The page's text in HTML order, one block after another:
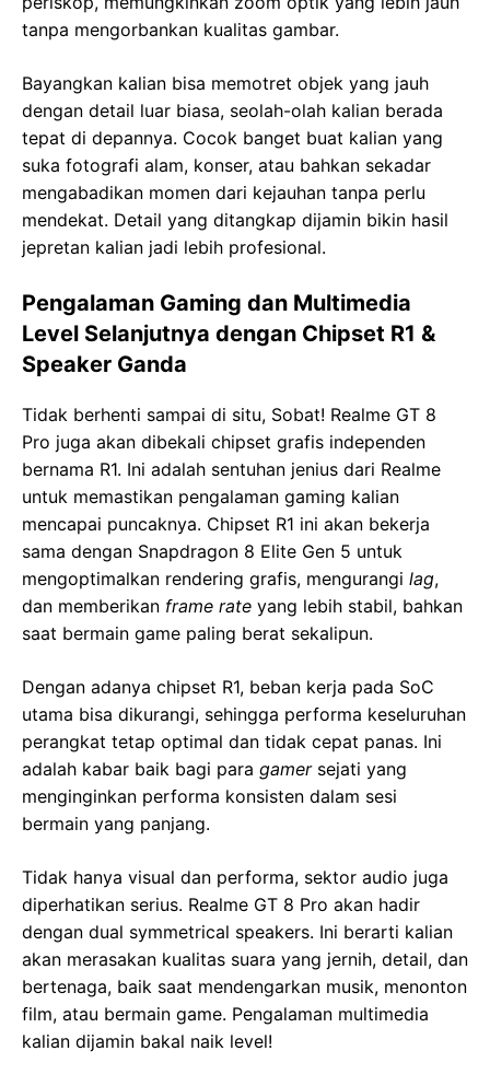
tanpa mengorbankan kualitas gambar.
Bayangkan kalian bisa memotret objek yang jauh
dengan detail luar biasa, seolah-olah kalian berada
tepat di depannya. Cocok banget buat kalian yang
suka fotografi alam, konser, atau bahkan sekadar
mengabadikan momen dari kejauhan tanpa perlu
mendekat. Detail yang ditangkap dijamin bikin hasil
jepretan kalian jadi lebih profesional.
Pengalaman Gaming dan Multimedia
Level Selanjutnya dengan Chipset R1 &
Speaker Ganda
Tidak berhenti sampai di situ, Sobat! Realme GT 8
Pro juga akan dibekali chipset grafis independen
bernama R1. Ini adalah sentuhan jenius dari Realme
untuk memastikan pengalaman gaming kalian
mencapai puncaknya. Chipset R1 ini akan bekerja
sama dengan Snapdragon 8 Elite Gen 5 untuk
mengoptimalkan rendering grafis, mengurangi lag,
dan memberikan frame rate yang lebih stabil, bahkan
saat bermain game paling berat sekalipun.
Dengan adanya chipset R1, beban kerja pada SoC
utama bisa dikurangi, sehingga performa keseluruhan
perangkat tetap optimal dan tidak cepat panas. Ini
adalah kabar baik bagi para gamersejati yang
menginginkan performa konsisten dalam sesi
bermain yang panjang.
Tidak hanya visual dan performa, sektor audio juga
diperhatikan serius. Realme GT 8 Pro akan hadir
dengan dual symmetrical speakers. Ini berarti kalian
akan merasakan kualitas suara yang jernih, detail, dan
bertenaga, baik saat mendengarkan musik, menonton
film, atau bermain game. Pengalaman multimedia
kalian dijamin bakal naik level!